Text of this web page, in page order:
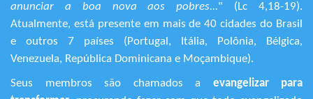
anunciar a boa nova aos pobres..." (Lc 4,18-19).
Atualmente, está presente em mais de 40 cidades do Brasil
e outros 7 países (Portugal, Itália, Polônia, Bélgica,
Venezuela, República Dominicana e Moçambique).
Seus membros são chamados a evangelizar para